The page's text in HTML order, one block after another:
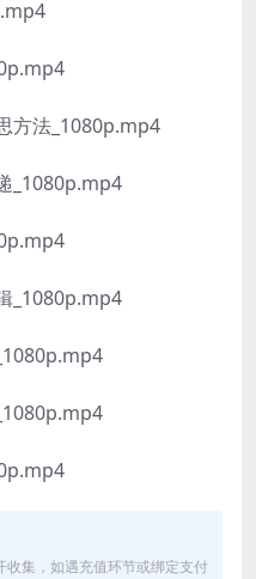
方法_1080p.mp4
_1080p.mp4
_1080p.mp4
集，如遇充值环节或绑定支付